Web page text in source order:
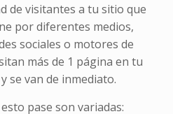
de visitantes a tu sitio que
por diferentes medios,
sociales o motores de
más de 1 página en tu
se van de inmediato.
pase son variadas: